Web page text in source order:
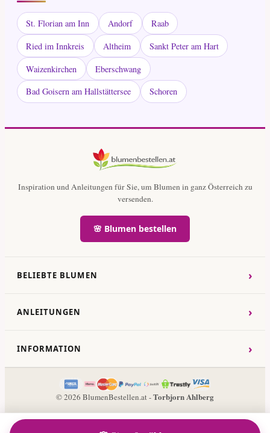
St. Florian am Inn Andorf
Raab
Ried im Innkreis
Altheim
Sankt Peter am Hart
Waizenkirchen
Eberschwang
Bad Goisern am Hallstättersee
Schoren
Inspiration und Anleitungen für Sie, um Blumen in ganz Österreich zu
versenden.
🌸 Blumen bestellen
BELIEBTE BLUMEN ›
ANLEITUNGEN ›
INFORMATION ›
© 2026 BlumenBestellen.at -Torbjorn Ahlberg